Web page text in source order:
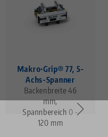
Makro•Grip® 77, 5-
Achs-Spanner
Backenbreite 46
mm,
Spannbereich 0 -
120 mm